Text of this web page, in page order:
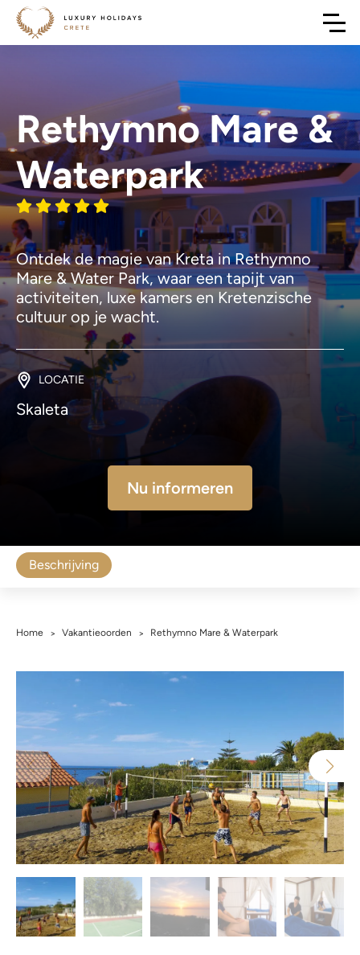
Rethymno Mare &
Waterpark
Ontdek de magie van Kreta in Rethymno
Mare & Water Park, waar een tapijt van
activiteiten, luxe kamers en Kretenzische
cultuur op je wacht.
LOCATIE
Skaleta
Nu informeren
Beschrijving
Home > Vakantieoorden > Rethymno Mare & Waterpark